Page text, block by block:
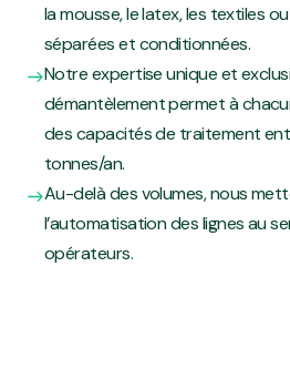
la mousse, le latex, les textiles
séparées et conditionnées.
Notre expertise unique et
démantèlement permet à
des capacités de traitement
tonnes/an.
Au-delà des volumes, nous
l’automatisation des lignes au
opérateurs.